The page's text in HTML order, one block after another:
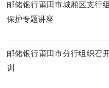
邮储银行莆田市城厢区支行
保护专题讲座
邮储银行莆田市分行组织召
训